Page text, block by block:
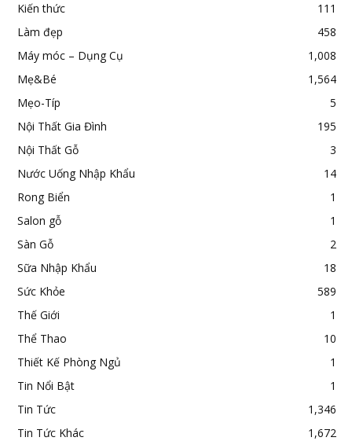
Kiến thức
111
Làm đẹp
458
Máy móc – Dụng Cụ
1,008
Mẹ&Bé
1,564
Mẹo-Típ
5
Nội Thất Gia Đình
195
Nội Thất Gỗ
3
Nước Uống Nhập Khẩu
14
Rong Biển
1
Salon gỗ
1
Sàn Gỗ
2
Sữa Nhập Khẩu
18
Sức Khỏe
589
Thế Giới
1
Thể Thao
10
Thiết Kế Phòng Ngủ
1
Tin Nổi Bật
1
Tin Tức
1,346
Tin Tức Khác
1,672